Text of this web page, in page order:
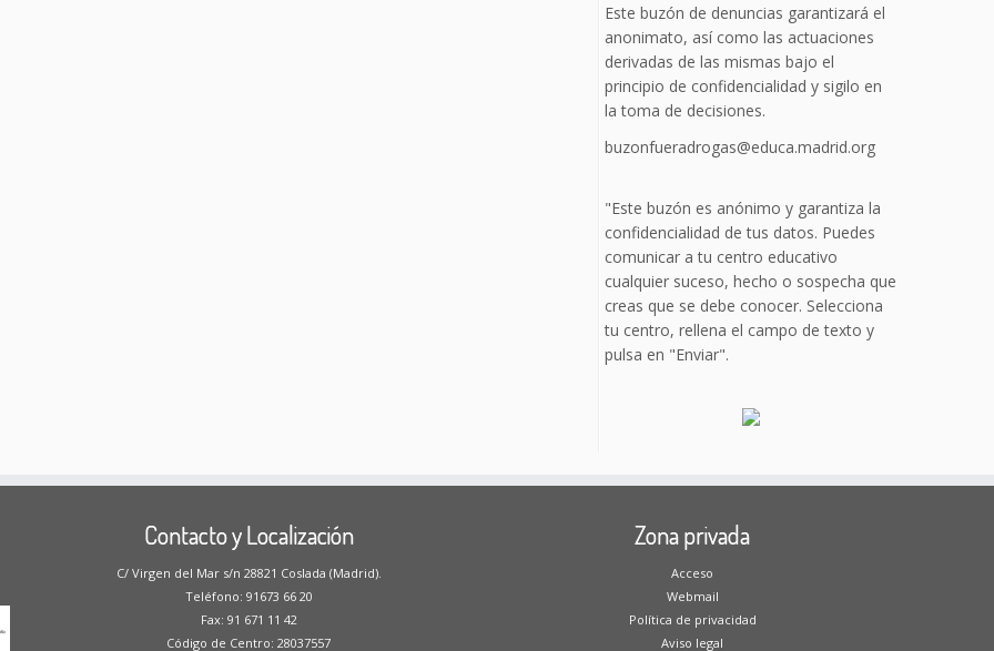
Este buzón de denuncias garantizará el
anonimato, así como las actuaciones
derivadas de las mismas bajo el
principio de confidencialidad y sigilo en
la toma de decisiones.
buzonfueradrogas@educa.madrid.org
"Este buzón es anónimo y garantiza la
confidencialidad de tus datos. Puedes
comunicar a tu centro educativo
cualquier suceso, hecho o sospecha que
creas que se debe conocer. Selecciona
tu centro, rellena el campo de texto y
pulsa en "Enviar".
Contacto y Localización
C/ Virgen del Mar s/n 28821 Coslada (Madrid).
Teléfono: 91673 66 20
Fax: 91 671 11 42
Código de Centro: 28037557
Zona privada
Acceso
Webmail
Política de privacidad
Aviso legal